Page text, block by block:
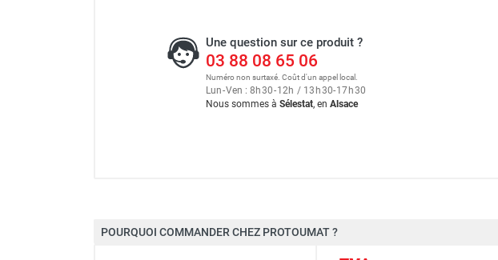
Une question sur ce produit ?
03 88 08 65 06
Numéro non surtaxé. Coût d'un appel local.
Lun-Ven : 8 h30-12h / 13 h30-17 h30
Nous sommes à Sélestat, en Alsace
Charge max
Plateforme individuelle de rayonnage ERM 12
POURQUOI COMMANDER CHEZ PROTOUMAT ?